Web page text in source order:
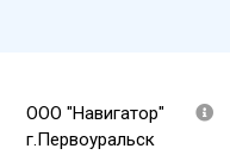
ООО "Навигатор"
г.Первоуральск